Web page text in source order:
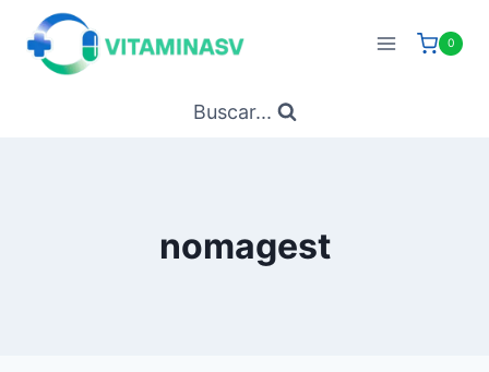
Saltar
contenido
0
Buscar...
nomagest